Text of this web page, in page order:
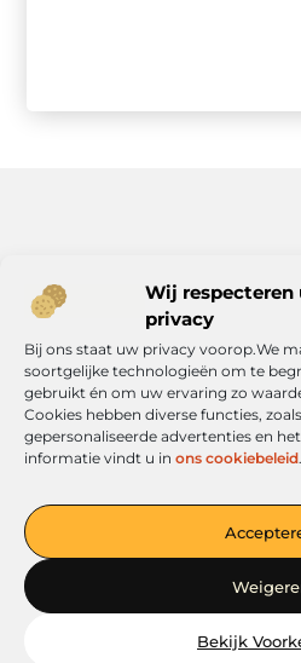
Wij respecteren
privacy
Bij ons staat uw privacy voorop.We
soortgelijke technologieën om te
gebruikt én om uw ervaring zo
Cookies hebben diverse functies,
gepersonaliseerde advertenties en
informatie vindt u in ons cookiebeleid.
Bekijk
Jouw platform voor
artikelen. Alles overzichtelijk op één
ontdekken op
Onze informatie